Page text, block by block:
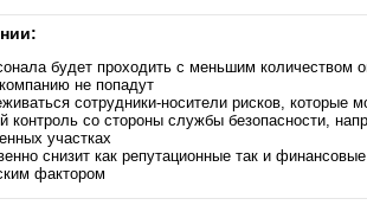
будет проходить с меньшим количеством
не попадут
сотрудники-носители рисков, которые
контроль со стороны службы безопасности,
участках
снизит как репутационные так и
фактором